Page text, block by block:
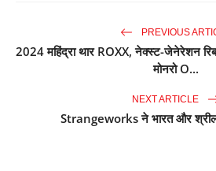
PREVIOUS
2024 महिंद्रा थार ROXX, नेक्स्ट-जेनेरेशन
मोनरो O...
NEXT ARTICLE
Strangeworks ने भारत और